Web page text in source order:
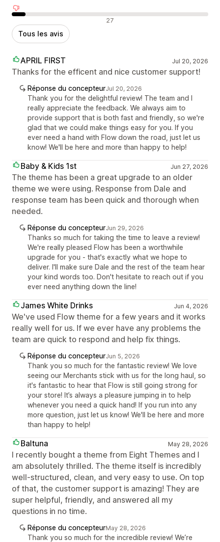
Avis négatifs 27
Tous les avis
APRIL FIRST Jul 20, 2026
Thanks for the efficent and nice customer support!
Réponse du concepteurJul 20, 2026
Thank you for the delightful review! The team and I
really appreciate the feedback. We always aim to
provide support that is both fast and friendly, so we're
glad that we could make things easy for you. If you
ever need a hand with Flow down the road, just let us
know! We'll be here and more than happy to help!
Baby & Kids 1st Jun 27, 2026
The theme has been a great upgrade to an older
theme we were using. Response from Dale and
response team has been quick and thorough when
needed.
Réponse du concepteurJun 29, 2026
Thanks so much for taking the time to leave a review!
We're really pleased Flow has been a worthwhile
upgrade for you - that's exactly what we hope to
deliver. I'll make sure Dale and the rest of the team hear
your kind words too. Don't hesitate to reach out if you
ever need anything down the line!
James White Drinks Jun 4, 2026
We've used Flow theme for a few years and it works
really well for us. If we ever have any problems the
team are quick to respond and help fix things.
Réponse du concepteurJun 5, 2026
Thank you so much for the fantastic review! We love
seeing our Merchants stick with us for the long haul, so
it's fantastic to hear that Flow is still going strong for
your store! It’s always a pleasure jumping in to help
whenever you need a quick hand! If you run into any
more question, just let us know! We'll be here and more
than happy to help!
Baltuna May 28, 2026
I recently bought a theme from Eight Themes and I
am absolutely thrilled. The theme itself is incredibly
well-structured, clean, and very easy to use. On top
of that, the customer support is amazing! They are
super helpful, friendly, and answered all my
questions in no time.
Réponse du concepteurMay 28, 2026
Thank you so much for the incredible review! We’re